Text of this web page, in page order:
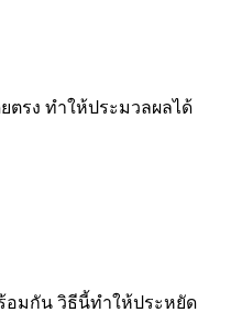
ดยตรง ทำให้ประมวลผลได้
อมกัน วิธีนี้ทำให้ประหยัด